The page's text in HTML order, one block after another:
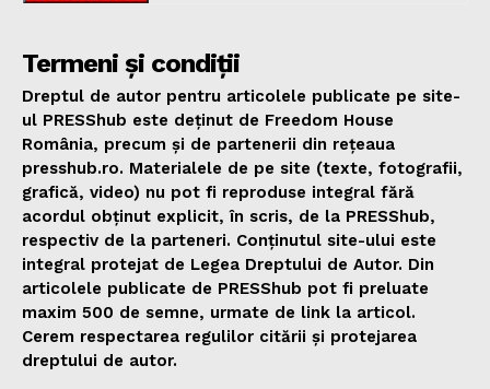
Termeni și condiții
Dreptul de autor pentru articolele publicate pe site-
ul PRESShub este deținut de Freedom House
România, precum și de partenerii din rețeaua
presshub.ro. Materialele de pe site (texte, fotografii,
grafică, video) nu pot fi reproduse integral fără
acordul obținut explicit, în scris, de la PRESShub,
respectiv de la parteneri. Conținutul site-ului este
integral protejat de Legea Dreptului de Autor. Din
articolele publicate de PRESShub pot fi preluate
maxim 500 de semne, urmate de link la articol.
Cerem respectarea regulilor citării și protejarea
dreptului de autor.